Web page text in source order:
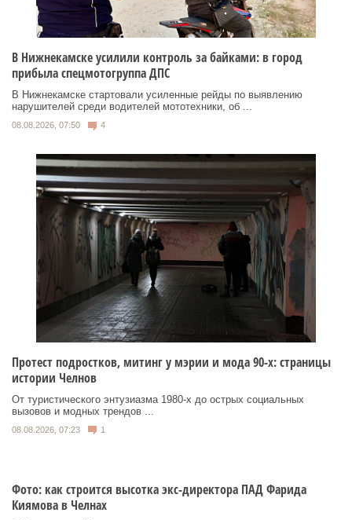
В Нижнекамске усилили контроль за байками: в город
прибыла спецмотогруппа ДПС
В Нижнекамске стартовали усиленные рейды по выявлению
нарушителей среди водителей мототехники, об ...
08.08.2026, 07:50 4
Протест подростков, митинг у мэрии и мода 90-х: страницы
истории Челнов
От туристического энтузиазма 1980‑х до острых социальных
вызовов и модных трендов ...
08.08.2026, 07:23 1
Фото: как строится высотка экс-директора ПАД Фарида
Киямова в Челнах